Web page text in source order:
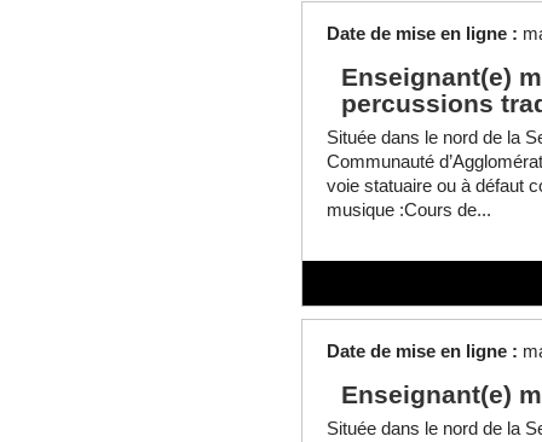
Date de mise en ligne :
Enseignant(e)
percussions
Située dans le nord de la
Communauté
voie statuaire ou à défaut
musique :Cours de...
Date de mise en ligne :
Enseignant(e)
Située dans le nord de la